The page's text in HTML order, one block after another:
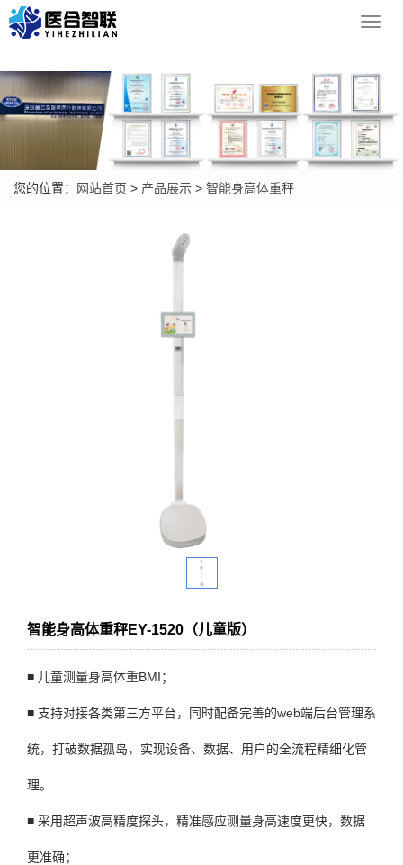
您的位置： 网站首页 > 产品展示 > 智能身高体重秤
智能身高体重秤EY-1520（儿童版）
■ 儿童测量身高体重BMI；
■ 支持对接各类第三方平台，同时配备完善的web端后台管理系
统，打破数据孤岛，实现设备、数据、用户的全流程精细化管
理。
■ 采用超声波高精度探头，精准感应测量身高速度更快，数据
更准确；